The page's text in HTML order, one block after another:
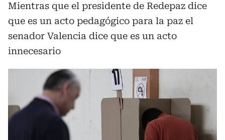
Mientras que el presidente de Redepaz dice
que es un acto pedagógico para la paz el
senador Valencia dice que es un acto
innecesario